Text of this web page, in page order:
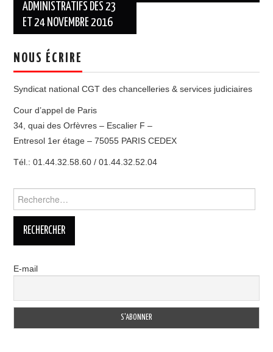
ADMINISTRATIFS DES 23
ET 24 NOVEMBRE 2016
NOUS ÉCRIRE
Syndicat national CGT des chancelleries & services judiciaires
Cour d’appel de Paris
34, quai des Orfèvres – Escalier F –
Entresol 1er étage – 75055 PARIS CEDEX
Tél.: 01.44.32.58.60 / 01.44.32.52.04
E-mail